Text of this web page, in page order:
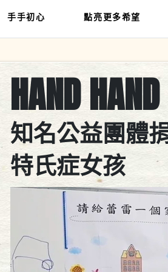
手手初心 點亮更多希望
HAND
知名公益團體
特氏症女孩